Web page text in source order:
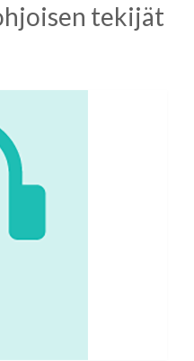
tekijät